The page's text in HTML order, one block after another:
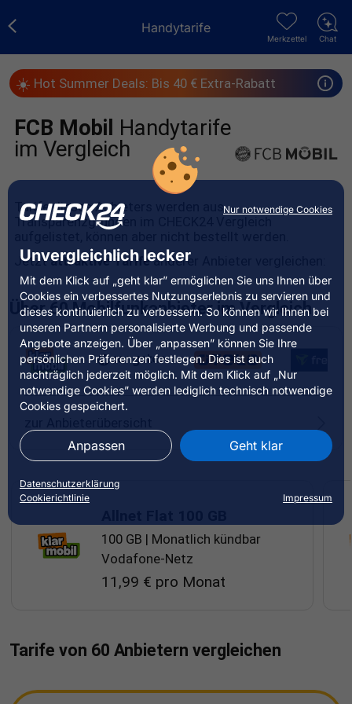
Nur notwendige Cookies
Unvergleichlich lecker
Mit dem Klick auf „geht klar” ermöglichen Sie uns Ihnen über
Cookies ein verbessertes Nutzungserlebnis zu servieren und
dieses kontinuierlich zu verbessern. So können wir Ihnen bei
unseren Partnern personalisierte Werbung und passende
Angebote anzeigen. Über „anpassen” können Sie Ihre
persönlichen Präferenzen festlegen. Dies ist auch
nachträglich jederzeit möglich. Mit dem Klick auf „Nur
notwendige Cookies” werden lediglich technisch notwendige
Cookies gespeichert.
Anpassen Geht klar
Datenschutzerklärung
Cookierichtlinie
Impressum
Handytarife
Chat
Merkzettel
☀️ Hot Summer Deals: Bis 40 € Extra-Rabatt
FCB Mobil
Handytarife
im Vergleich
Tarife dieses Anbieters werden aus
Transparenzgründen im CHECK24 Vergleich
Jetztattraktive Tarifeanderer Anbieter vergleichen:
Über 60 Mobilfunkanbieter im Vergleich
100 GB | Monatlich kündbar
Vodafone-Netz
11,99 € pro Monat
Allnet Flat 30 GB
Allnet Flat 40 GB 5G
Tarife von 60 Anbietern vergleichen